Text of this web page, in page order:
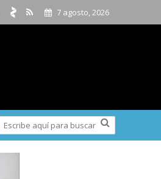
7 agosto, 2026